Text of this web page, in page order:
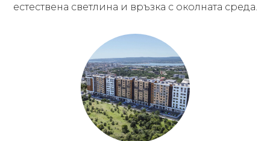
естествена светлина и връзка с околната среда.